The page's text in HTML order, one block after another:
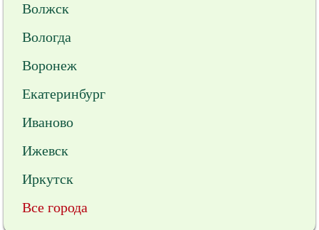
Волжск
Вологда
Воронеж
Екатеринбург
Иваново
Ижевск
Иркутск
Все города